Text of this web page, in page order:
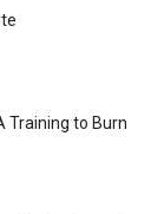
Training to Burn